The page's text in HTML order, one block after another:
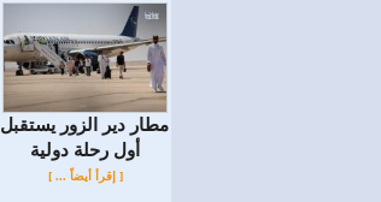
مطار دير الزور يستقبل
أول رحلة دولية
[ إقرأ أيضاً ... ]